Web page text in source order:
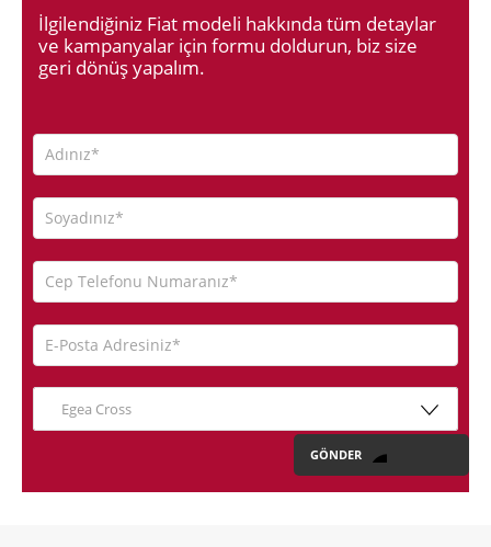
İlgilendiğiniz Fiat modeli hakkında tüm detaylar
ve kampanyalar için formu doldurun, biz size
geri dönüş yapalım.
Egea Cross